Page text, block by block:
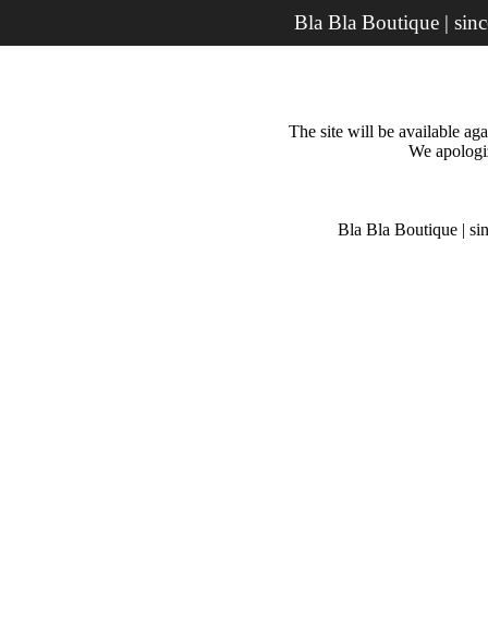
Bla Bla Boutique |
The site will be available
We
Bla Bla Boutique |